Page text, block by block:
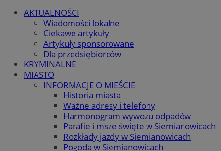
AKTUALNOŚCI
Wiadomości lokalne
Ciekawe artykuły
Artykuły sponsorowane
Dla przedsiębiorców
KRYMINALNE
MIASTO
INFORMACJE O MIEŚCIE
Historia miasta
Ważne adresy i telefony
Harmonogram wywozu odpadów
Parafie i msze święte w Siemianowicach
Rozkłady jazdy w Siemianowicach
Pogoda w Siemianowicach